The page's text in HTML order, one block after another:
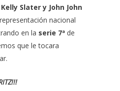
Kelly Slater y John John
nacional
en la serie 7ª de
que le tocara